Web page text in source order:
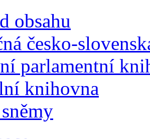
obsahu
česko-
parlamentní
knihovna